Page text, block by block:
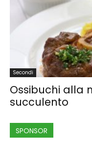
Secondi
Ossibuchi alla
succulento
SPONSOR